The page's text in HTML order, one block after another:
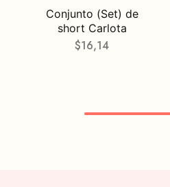
Conjunto (Set) de
short Carlota
$16,14